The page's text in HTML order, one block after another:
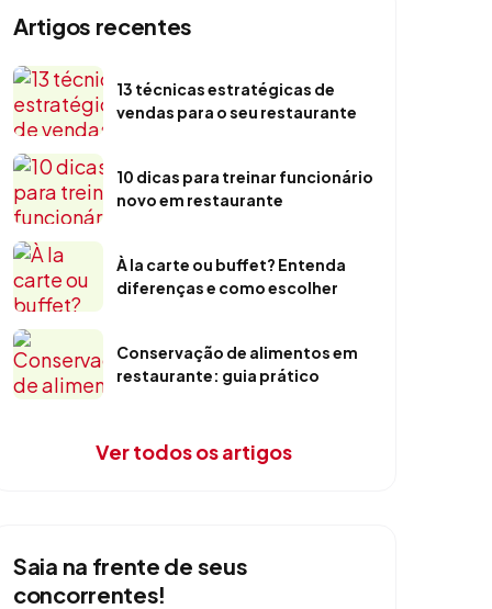
Artigos recentes
13 técnicas estratégicas de
vendas para o seu restaurante
10 dicas para treinar funcionário
novo em restaurante
À la carte ou buffet? Entenda
diferenças e como escolher
Conservação de alimentos em
restaurante: guia prático
Ver todos os artigos
Saia na frente de seus
concorrentes!